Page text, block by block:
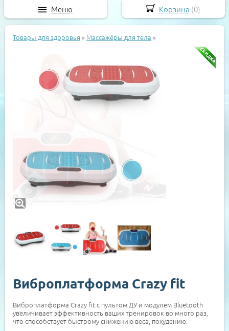
Товары для здоровья » Массажёры для тела »
Виброплатформа Crazy fit
Виброплатформа Crazy fit с пультом ДУ и модулем Bluetooth
увеличивает эффективность ваших тренировок во много раз,
что способствует быстрому снижению веса, похудению.
Корзина (0)
Меню